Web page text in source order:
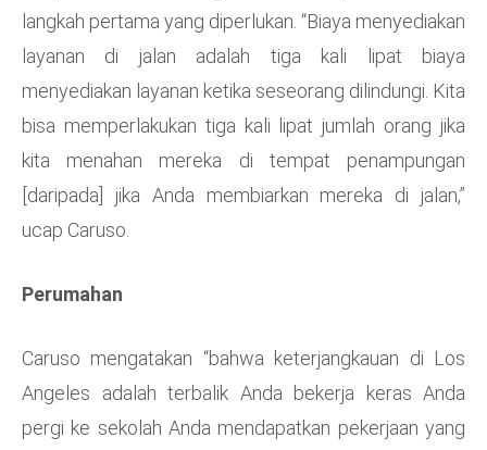
langkah pertama yang diperlukan. “Biaya menyediakan
layanan di jalan adalah tiga kali lipat biaya
menyediakan layanan ketika seseorang dilindungi. Kita
bisa memperlakukan tiga kali lipat jumlah orang jika
kita menahan mereka di tempat penampungan
[daripada] jika Anda membiarkan mereka di jalan,”
ucap Caruso.
Perumahan
Caruso mengatakan “bahwa keterjangkauan di Los
Angeles adalah terbalik Anda bekerja keras Anda
pergi ke sekolah Anda mendapatkan pekerjaan yang